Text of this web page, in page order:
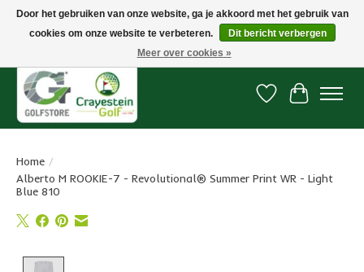
Snelle levering, gratis vanaf € 100. Onze oncourse Golfshop in Dordrecht is
Verlanglijst
Home /
Alberto M ROOKIE-7 - Revolutional® Summer Print WR - Light
Blue 810
Door het gebruiken van onze website, ga je akkoord met het gebruik van
cookies om onze website te verbeteren.
Dit bericht verbergen
Meer over cookies »